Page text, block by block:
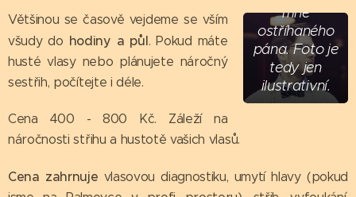
mne
ostříhaného
pána. Foto je
tedy jen
ilustrativní.
Většinou se časově vejdeme se vším
všudy do hodiny a půl. Pokud máte
husté vlasy nebo plánujete náročný
sestřih, počítejte i déle.
Cena 400 - 800 Kč. Záleží na
náročnosti střihu a hustotě vašich vlasů.
Cena zahrnuje vlasovou diagnostiku, umytí hlavy (pokud